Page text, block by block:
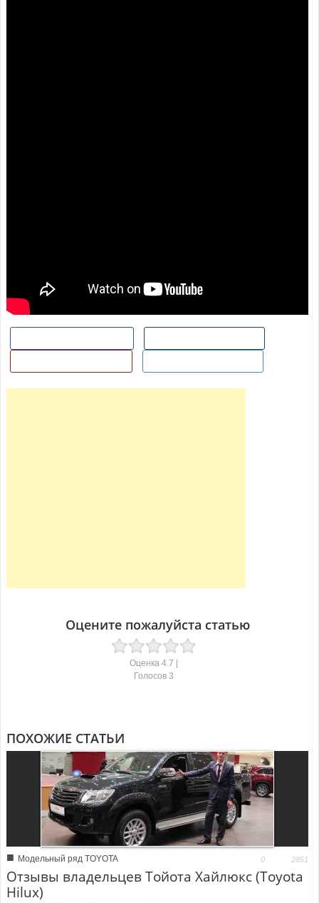
Оцените пожалуйста статью
Оценка 4.7 |
Голосов 3
ПОХОЖИЕ СТАТЬИ
■ Модельный ряд TOYOTA 0 2851
Отзывы владельцев Тойота Хайлюкс (Toyota
Hilux)